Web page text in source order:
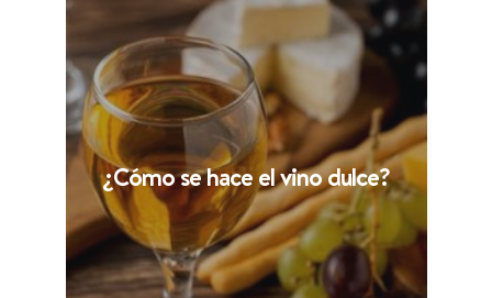
¿Cómo se hace el vino dulce?